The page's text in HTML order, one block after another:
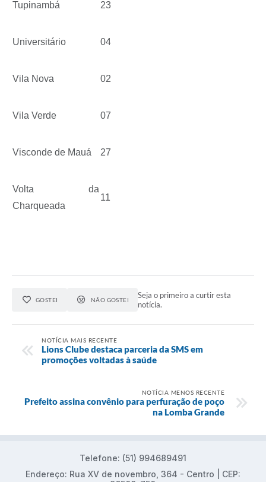
Tupinambá 23
Universitário 04
Vila Nova 02
Vila Verde 07
Visconde de Mauá 27
Volta da
Charqueada
11
GOSTEI NÃO GOSTEI
Seja o primeiro a curtir esta
notícia.
NOTÍCIA MAIS RECENTE
Lions Clube destaca parceria da SMS em
promoções voltadas à saúde
NOTÍCIA MENOS RECENTE
Prefeito assina convênio para perfuração de poço
na Lomba Grande
Telefone: (51) 994689491
Endereço: Rua XV de novembro, 364 - Centro | CEP: